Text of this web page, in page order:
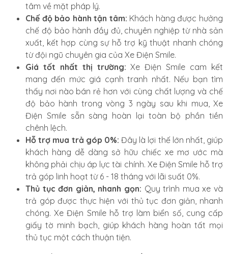
tâm về mặt pháp lý.
Chế độ bảo hành tận tâm: Khách hàng được hưởng
chế độ bảo hành đầy đủ, chuyên nghiệp từ nhà sản
xuất, kết hợp cùng sự hỗ trợ kỹ thuật nhanh chóng
từ đội ngũ chuyên gia của Xe Điện Smile.
Giá tốt nhất thị trường: Xe Điện Smile cam kết
mang đến mức giá cạnh tranh nhất. Nếu bạn tìm
thấy nơi nào bán rẻ hơn với cùng chất lượng và chế
độ bảo hành trong vòng 3 ngày sau khi mua, Xe
Điện Smile sẵn sàng hoàn lại toàn bộ phần tiền
chênh lệch.
Hỗ trợ mua trả góp 0%: Đây là lợi thế lớn nhất, giúp
khách hàng dễ dàng sở hữu chiếc xe mơ ước mà
không phải chịu áp lực tài chính. Xe Điện Smile hỗ trợ
trả góp linh hoạt từ 6 - 18 tháng với lãi suất 0%.
Thủ tục đơn giản, nhanh gọn: Quy trình mua xe và
trả góp được thực hiện với thủ tục đơn giản, nhanh
chóng. Xe Điện Smile hỗ trợ làm biển số, cung cấp
giấy tờ minh bạch, giúp khách hàng hoàn tất mọi
thủ tục một cách thuận tiện.